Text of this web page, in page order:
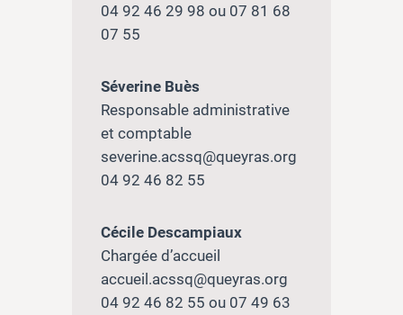
04 92 46 29 98 ou 07 81 68
07 55
Séverine Buès
Responsable administrative
et comptable
severine.acssq@queyras.org
04 92 46 82 55
Cécile Descampiaux
Chargée d’accueil
accueil.acssq@queyras.org
04 92 46 82 55 ou 07 49 63